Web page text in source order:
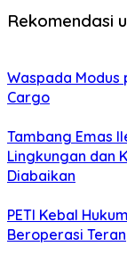
Rekomendasi
Waspada
Cargo
Tambang Emas
Lingkungan dan
Diabaikan
PETI Kebal
Beroperasi